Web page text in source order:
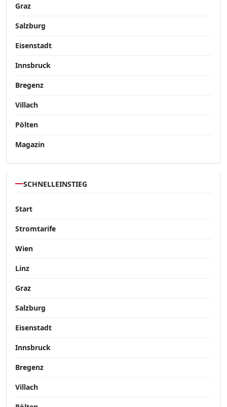
Graz
Salzburg
Eisenstadt
Innsbruck
Bregenz
Villach
Pölten
Magazin
SCHNELLEINSTIEG
Start
Stromtarife
Wien
Linz
Graz
Salzburg
Eisenstadt
Innsbruck
Bregenz
Villach